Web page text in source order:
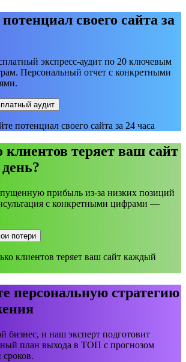
своего сайта за
экспресс-аудит по 20 ключевым
Персональный отчет с конкретными
аудит
клиентов теряет ваш сайт
прибыль из-за низких позиций
с конкретными цифрами —
потери
персональную стратегию
бизнес, и наш эксперт подготовит
план выхода в ТОП с прогнозом
сроков.